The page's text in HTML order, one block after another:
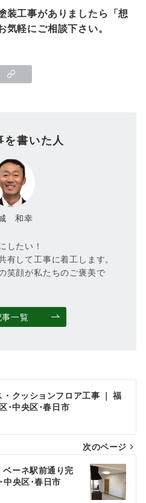
装工事がありましたら「想
気軽にご相談下さい。
を書いた人
和幸
したい！
有して工事に着工します。
笑顔が私たちのご褒美で
事一覧
・クッションフロア工事 ｜ 福
･中央区･春日市
次のページ
ベーネ駅前通り完
中央区･春日市